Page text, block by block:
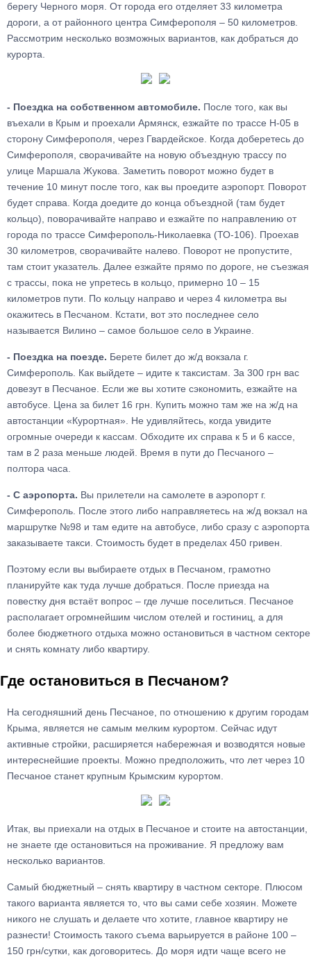
берегу Черного моря. От города его отделяет 33 километра
дороги, а от районного центра Симферополя – 50 километров.
Рассмотрим несколько возможных вариантов, как добраться до
курорта.
- Поездка на собственном автомобиле. После того, как вы
въехали в Крым и проехали Армянск, езжайте по трассе Н-05 в
сторону Симферополя, через Гвардейское. Когда доберетесь до
Симферополя, сворачивайте на новую объездную трассу по
улице Маршала Жукова. Заметить поворот можно будет в
течение 10 минут после того, как вы проедите аэропорт. Поворот
будет справа. Когда доедите до конца объездной (там будет
кольцо), поворачивайте направо и езжайте по направлению от
города по трассе Симферополь-Николаевка (ТО-106). Проехав
30 километров, сворачивайте налево. Поворот не пропустите,
там стоит указатель. Далее езжайте прямо по дороге, не съезжая
с трассы, пока не упретесь в кольцо, примерно 10 – 15
километров пути. По кольцу направо и через 4 километра вы
окажитесь в Песчаном. Кстати, вот это последнее село
называется Вилино – самое большое село в Украине.
- Поездка на поезде. Берете билет до ж/д вокзала г.
Симферополь. Как выйдете – идите к таксистам. За 300 грн вас
довезут в Песчаное. Если же вы хотите сэкономить, езжайте на
автобусе. Цена за билет 16 грн. Купить можно там же на ж/д на
автостанции «Курортная». Не удивляйтесь, когда увидите
огромные очереди к кассам. Обходите их справа к 5 и 6 кассе,
там в 2 раза меньше людей. Время в пути до Песчаного –
полтора часа.
- С аэропорта. Вы прилетели на самолете в аэропорт г.
Симферополь. После этого либо направляетесь на ж/д вокзал на
маршрутке №98 и там едите на автобусе, либо сразу с аэропорта
заказываете такси. Стоимость будет в пределах 450 гривен.
Поэтому если вы выбираете отдых в Песчаном, грамотно
планируйте как туда лучше добраться. После приезда на
повестку дня встаёт вопрос – где лучше поселиться. Песчаное
располагает огромнейшим числом отелей и гостиниц, а для
более бюджетного отдыха можно остановиться в частном секторе
и снять комнату либо квартиру.
Где остановиться в Песчаном?
На сегодняшний день Песчаное, по отношению к другим городам
Крыма, является не самым мелким курортом. Сейчас идут
активные стройки, расширяется набережная и возводятся новые
интереснейшие проекты. Можно предположить, что лет через 10
Песчаное станет крупным Крымским курортом.
Итак, вы приехали на отдых в Песчаное и стоите на автостанции,
не знаете где остановиться на проживание. Я предложу вам
несколько вариантов.
Самый бюджетный – снять квартиру в частном секторе. Плюсом
такого варианта является то, что вы сами себе хозяин. Можете
никого не слушать и делаете что хотите, главное квартиру не
разнести! Стоимость такого съема варьируется в районе 100 –
150 грн/сутки, как договоритесь. До моря идти чаще всего не